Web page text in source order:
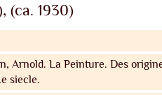
(ca. 1930)
Arnold. La Peinture. Des
siecle.